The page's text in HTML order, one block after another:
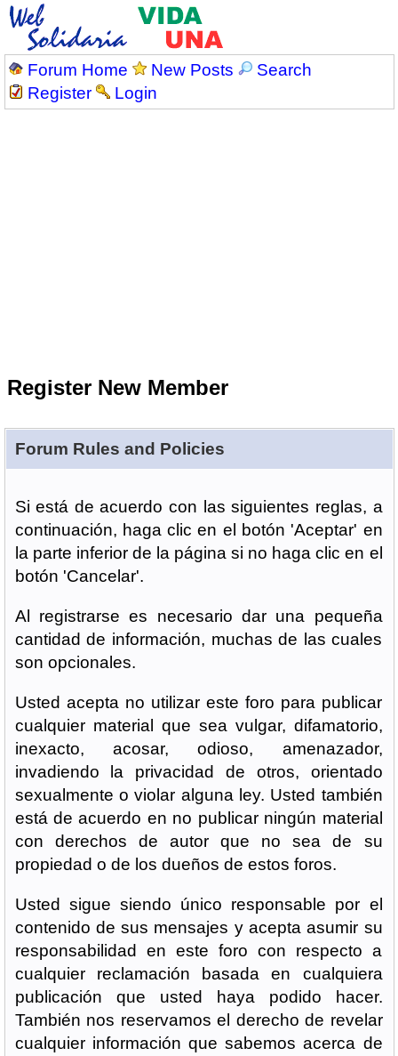
Forum Home New Posts
Search
Register
Login
Register New Member
Forum Rules and Policies
Si está de acuerdo con las siguientes reglas, a
continuación, haga clic en el botón 'Aceptar' en
la parte inferior de la página si no haga clic en el
botón 'Cancelar'.
Al registrarse es necesario dar una pequeña
cantidad de información, muchas de las cuales
son opcionales.
Usted acepta no utilizar este foro para publicar
cualquier material que sea vulgar, difamatorio,
inexacto, acosar, odioso, amenazador,
invadiendo la privacidad de otros, orientado
sexualmente o violar alguna ley. Usted también
está de acuerdo en no publicar ningún material
con derechos de autor que no sea de su
propiedad o de los dueños de estos foros.
Usted sigue siendo único responsable por el
contenido de sus mensajes y acepta asumir su
responsabilidad en este foro con respecto a
cualquier reclamación basada en cualquiera
publicación que usted haya podido hacer.
También nos reservamos el derecho de revelar
cualquier información que sabemos acerca de